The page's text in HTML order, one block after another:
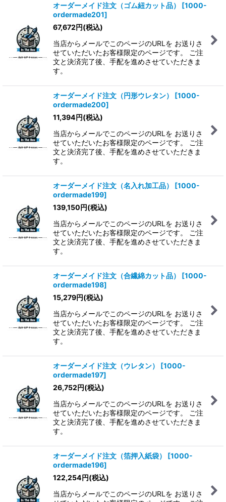
オーダーメイド注文（ゴム紐カット品） [1000-
ordermade201]
67,672円(税込)
当店からメールでこのページのURLを お送りさ
せていただいたお客様限定のページです。 ご注
文と決済完了後、手配を進めさせていただきま
す。
オーダーメイド注文（円形ウレタン） [1000-
ordermade200]
11,394円(税込)
当店からメールでこのページのURLを お送りさ
せていただいたお客様限定のページです。 ご注
文と決済完了後、手配を進めさせていただきま
す。
オーダーメイド注文（名入れ加工品） [1000-
ordermade199]
139,150円(税込)
当店からメールでこのページのURLを お送りさ
せていただいたお客様限定のページです。 ご注
文と決済完了後、手配を進めさせていただきま
す。
オーダーメイド注文（合繊綿カット品） [1000-
ordermade198]
15,279円(税込)
当店からメールでこのページのURLを お送りさ
せていただいたお客様限定のページです。 ご注
文と決済完了後、手配を進めさせていただきま
す。
オーダーメイド注文（ウレタン） [1000-
ordermade197]
26,752円(税込)
当店からメールでこのページのURLを お送りさ
せていただいたお客様限定のページです。 ご注
文と決済完了後、手配を進めさせていただきま
す。
オーダーメイド注文（箔押入紙袋） [1000-
ordermade196]
122,254円(税込)
当店からメールでこのページのURLを お送りさ